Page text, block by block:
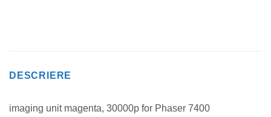
DESCRIERE
imaging unit magenta, 30000p for Phaser 7400